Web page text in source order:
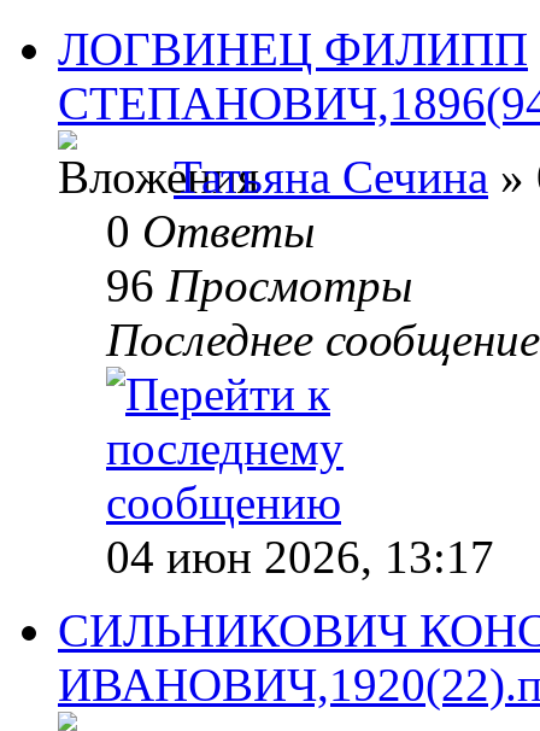
ЛОГВИНЕЦ ФИЛИПП
Татьяна Сечина »
0 Ответы
96 Просмотры
Последнее
04 июн 2026, 13:17
СИЛЬНИКОВИЧ